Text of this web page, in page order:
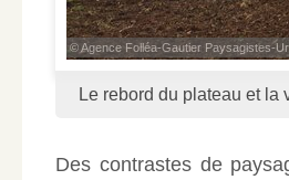
© Agence Folléa-Gautier Paysagistes-
Le rebord du plateau et la
Des contrastes de